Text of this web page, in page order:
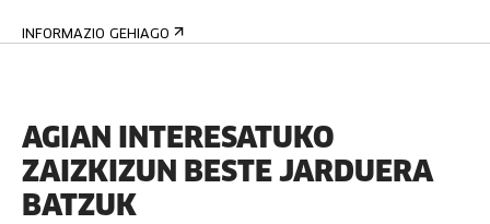
INFORMAZIO GEHIAGO
AGIAN INTERESATUKO
ZAIZKIZUN BESTE JARDUERA
BATZUK